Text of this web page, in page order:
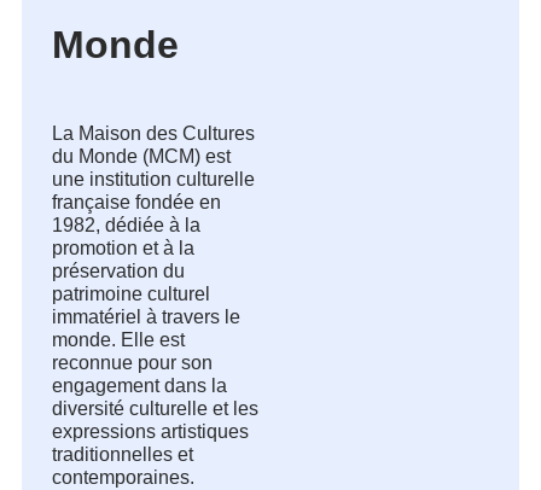
Monde
La Maison des Cultures
du Monde (MCM) est
une institution culturelle
française fondée en
1982, dédiée à la
promotion et à la
préservation du
patrimoine culturel
immatériel à travers le
monde. Elle est
reconnue pour son
engagement dans la
diversité culturelle et les
expressions artistiques
traditionnelles et
contemporaines.